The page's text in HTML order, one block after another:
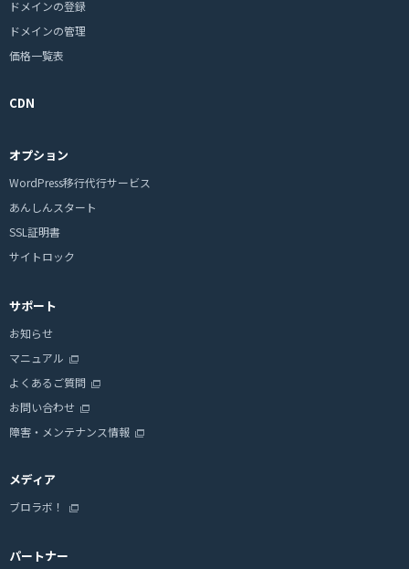
ドメインの登録
ドメインの管理
価格一覧表
CDN
オプション
WordPress移行代行サービス
あんしんスタート
SSL証明書
サイトロック
サポート
お知らせ
マニュアル
よくあるご質問
お問い合わせ
障害・メンテナンス情報
メディア
ブロラボ！
パートナー